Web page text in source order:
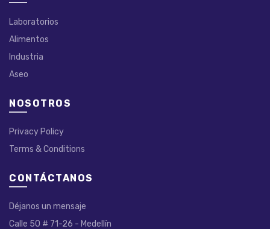
Laboratorios
Alimentos
Industria
Aseo
NOSOTROS
Privacy Policy
Terms & Conditions
CONTÁCTANOS
Déjanos un mensaje
Calle 50 # 71-26 - Medellín